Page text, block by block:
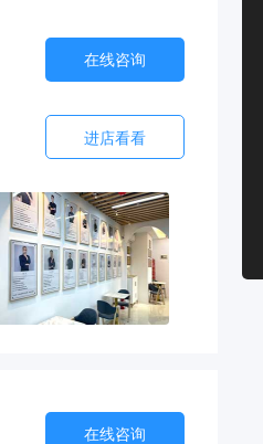
在线咨询
进店看看
在线咨询